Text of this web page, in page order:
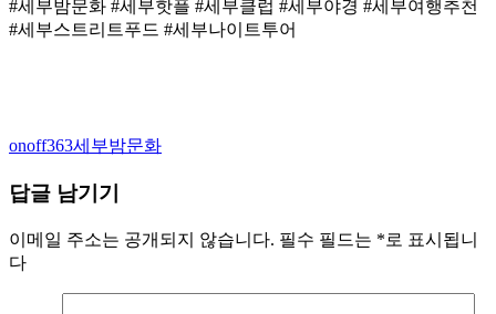
#세부밤문화 #세부핫플 #세부클럽 #세부야경 #세부여행추천
#세부스트리트푸드 #세부나이트투어
Author
onoff363Categories
세부밤문화
답글 남기기
이메일 주소는 공개되지 않습니다. 필수 필드는 *로 표시됩니
다